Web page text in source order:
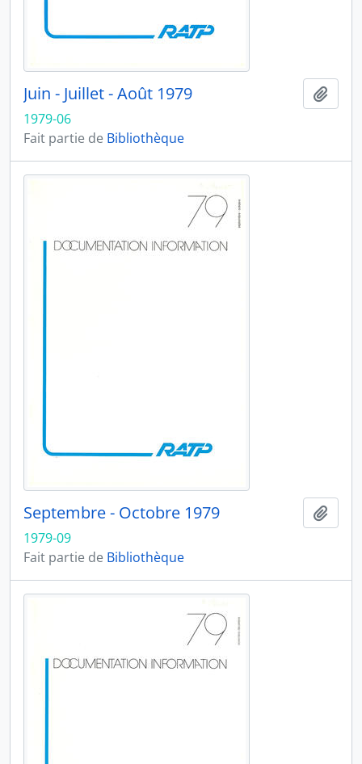
Juin - Juillet - Août 1979
1979-06
Fait partie de Bibliothèque
Septembre - Octobre 1979
1979-09
Fait partie de Bibliothèque